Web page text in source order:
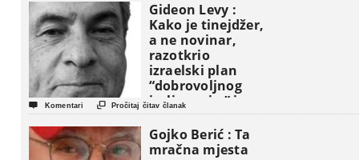
Gideon Levy :
Kako je tinejdžer,
a ne novinar,
razotkrio
izraelski plan
“dobrovoljnog
iseljavanja ” iz
Gaze
 Komentari  Pročitaj čitav članak
Gojko Berić : Ta
mračna mjesta